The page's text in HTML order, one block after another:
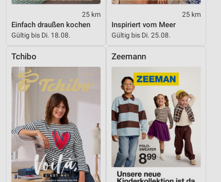
25 km
Einfach draußen kochen
Gültig bis Di. 18.08.
25 km
Inspiriert vom Meer
Gültig bis Di. 25.08.
Tchibo Zeemann